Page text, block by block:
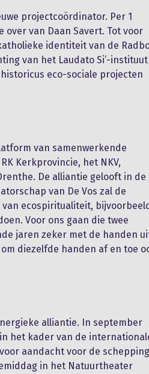
projectcoördinator. Per 1
over van Daan Savert. Tot voor
identiteit van de
van het Laudato Si’-instituut
eco-sociale projecten
van samenwerkende
Kerkprovincie, het NKV,
De alliantie gelooft in de
van De Vos zal de
ecospiritualiteit,
Voor ons gaan die twee
jaren zeker met de handen
diezelfde handen af en toe
alliantie. In september
het kader van de
aandacht voor de
in het Natuurtheater